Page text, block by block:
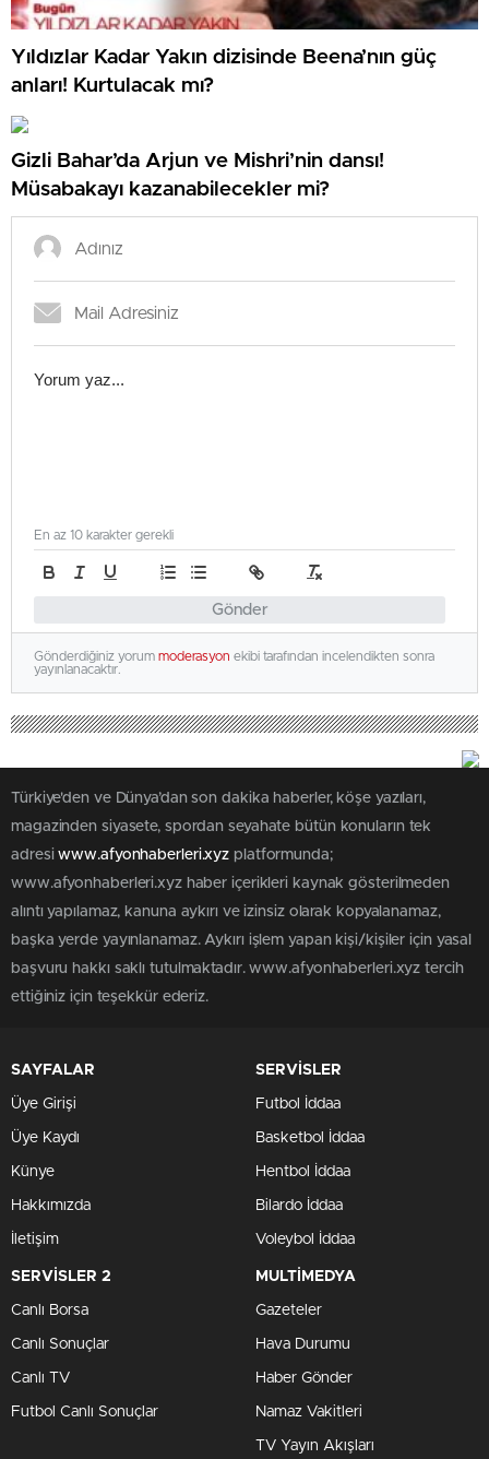
Yıldızlar Kadar Yakın dizisinde Beena’nın güç
anları! Kurtulacak mı?
Gizli Bahar’da Arjun ve Mishri’nin dansı!
Müsabakayı kazanabilecekler mi?
Gönder
En az 10 karakter gerekli
Gönderdiğiniz yorum moderasyon ekibi tarafından incelendikten sonra
yayınlanacaktır.
Türkiye'den ve Dünya’dan son dakika haberler, köşe yazıları,
magazinden siyasete, spordan seyahate bütün konuların tek
adresiwww.afyonhaberleri.xyz platformunda;
www.afyonhaberleri.xyz haber içerikleri kaynak gösterilmeden
alıntı yapılamaz, kanuna aykırı ve izinsiz olarak kopyalanamaz,
başka yerde yayınlanamaz. Aykırı işlem yapan kişi/kişiler için yasal
başvuru hakkı saklı tutulmaktadır. www.afyonhaberleri.xyz tercih
ettiğiniz için teşekkür ederiz.
SAYFALAR
Üye Girişi
Üye Kaydı
Künye
Hakkımızda
İletişim
SERVİSLER
Futbol İddaa
Basketbol İddaa
Hentbol İddaa
Bilardo İddaa
Voleybol İddaa
SERVİSLER 2
Canlı Borsa
Canlı Sonuçlar
Canlı TV
Futbol Canlı Sonuçlar
MULTİMEDYA
Gazeteler
Hava Durumu
Haber Gönder
Namaz Vakitleri
TV Yayın Akışları